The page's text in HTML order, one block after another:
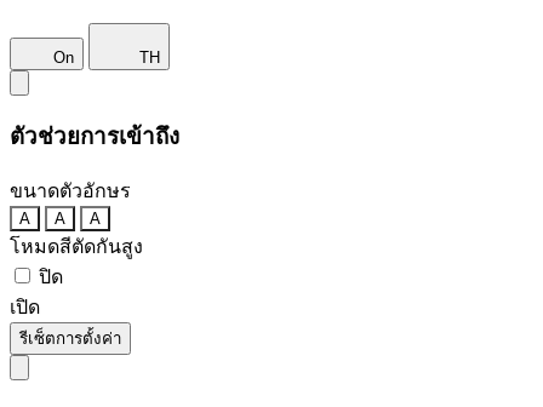
On TH
ตัวช่วยการเข้าถึง
ขนาดตัวอักษร
A A A
โหมดสีตัดกันสูง
ปิด
เปิด
รีเซ็ตการตั้งค่า